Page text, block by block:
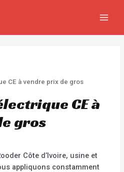
CE à vendre prix de gros
CE à
gros
Côte d’Ivoire, usine et
appliquons constamment